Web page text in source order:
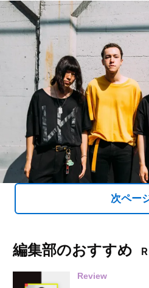
次ペー
編集部のおすすめ
Review